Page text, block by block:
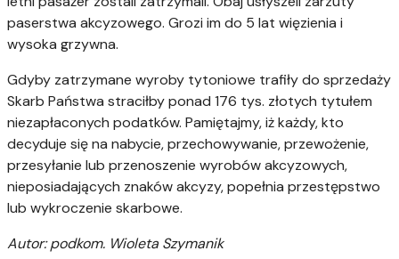
paserstwa akcyzowego. Grozi im do 5 lat więzienia i
wysoka grzywna.
Gdyby zatrzymane wyroby tytoniowe trafiły do sprzedaży
Skarb Państwa straciłby ponad 176 tys. złotych tytułem
niezapłaconych podatków. Pamiętajmy, iż każdy, kto
decyduje się na nabycie, przechowywanie, przewożenie,
przesyłanie lub przenoszenie wyrobów akcyzowych,
nieposiadających znaków akcyzy, popełnia przestępstwo
lub wykroczenie skarbowe.
Autor: podkom. Wioleta Szymanik